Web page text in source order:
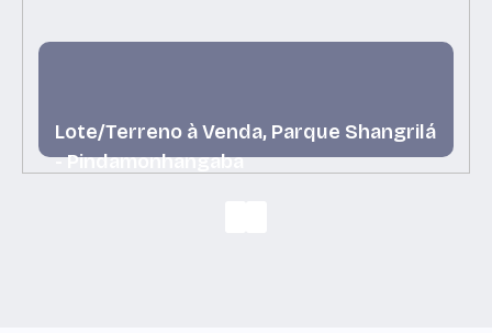
Lote/Terreno à Venda, Parque Shangrilá
- Pindamonhangaba